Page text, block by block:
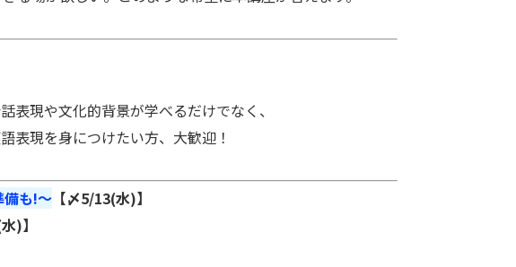
現や文化的背景が学べるだけでなく、
表現を身につけたい方、大歓迎！
備も!～ 【〆5/13(水)】
)】